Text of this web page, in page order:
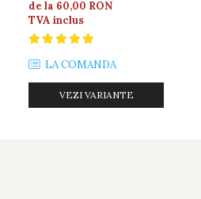
de la 60,00 RON
TVA inclus
LA COMANDA
VEZI VARIANTE